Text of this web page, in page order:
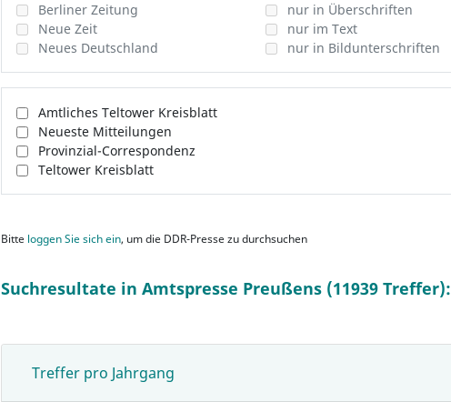
Berliner Zeitung
Neue Zeit
Neues Deutschland
nur in Überschriften
nur im Text
nur in Bildunterschriften
Amtliches Teltower Kreisblatt
Neueste Mitteilungen
Provinzial-Correspondenz
Teltower Kreisblatt
Bitte loggen Sie sich ein, um die DDR-Presse zu durchsuchen
Suchresultate in Amtspresse Preußens (11939 Treffer):
Treffer pro Jahrgang